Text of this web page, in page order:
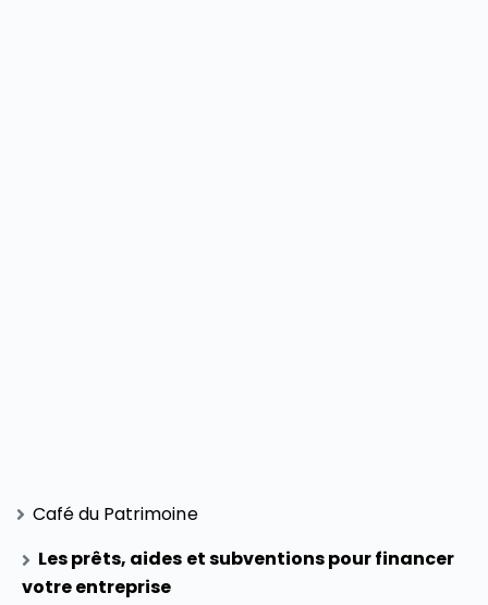
Café du Patrimoine
Les prêts, aides et subventions pour financer
votre entreprise